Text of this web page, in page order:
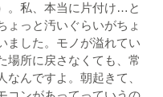
。私、本当に片付け…と
ょっと汚いぐらいがちょ
ました。モノが溢れてい
場所に戻さなくても、常
んですよ。朝起きて、